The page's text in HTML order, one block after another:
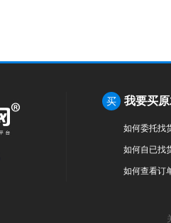
买 我要买
如何委托找
如何自已找
如何查看订